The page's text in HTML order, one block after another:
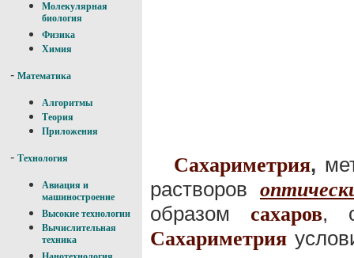
Молекулярная
биология
Физика
Химия
- Математика
Алгоритмы
Теория
Приложения
- Технология
Авиация и
машиностроение
Высокие технологии
Вычислительная
техника
Сахариметрия,
растворов
образом сахаров,
Сахариметрия